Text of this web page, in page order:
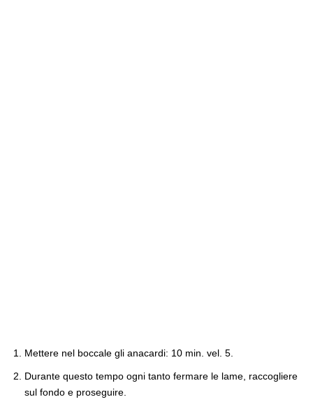
Mettere nel boccale gli anacardi: 10 min. vel. 5.
Durante questo tempo ogni tanto fermare le lame, raccogliere
sul fondo e proseguire.